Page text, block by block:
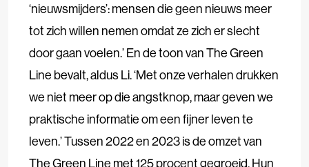
‘nieuwsmijders’: mensen die geen nieuws meer
tot zich willen nemen omdat ze zich er slecht
door gaan voelen.’ En de toon van The Green
Line bevalt, aldus Li. ‘Met onze verhalen drukken
we niet meer op die angstknop, maar geven we
praktische informatie om een fijner leven te
leven.’ Tussen 2022 en 2023 is de omzet van
The Green Line met 125 procent gegroeid. Hun